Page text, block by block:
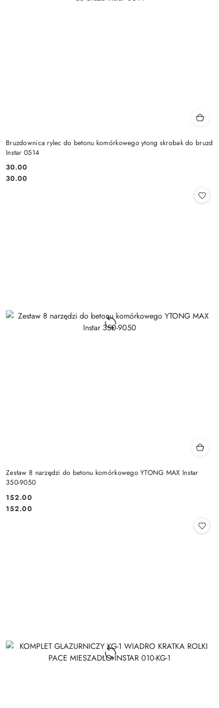
Bruzdownica rylec do betonu komórkowego ytong skrobak do bruzd
Instar 0514
Cena:
30.00
Cena:
30.00
Zestaw 8 narzędzi do betonu komórkowego YTONG MAX Instar
350-9050
Cena:
152.00
Cena:
152.00